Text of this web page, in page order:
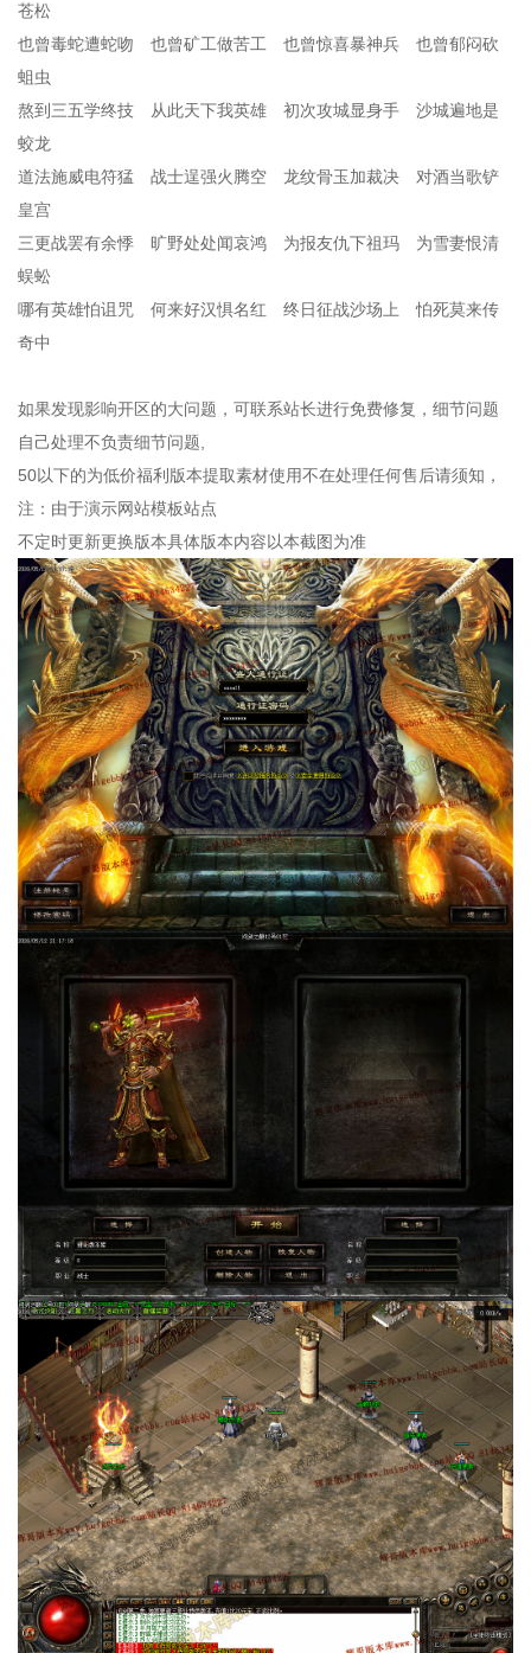
苍松
也曾毒蛇遭蛇吻 也曾矿工做苦工 也曾惊喜暴神兵 也曾郁闷砍
蛆虫
熬到三五学终技 从此天下我英雄 初次攻城显身手 沙城遍地是
蛟龙
道法施威电符猛 战士逞强火腾空 龙纹骨玉加裁决 对酒当歌铲
皇宫
三更战罢有余悸 旷野处处闻哀鸿 为报友仇下祖玛 为雪妻恨清
蜈蚣
哪有英雄怕诅咒 何来好汉惧名红 终日征战沙场上 怕死莫来传
奇中
如果发现影响开区的大问题，可联系站长进行免费修复，细节问题
自己处理不负责细节问题,
50以下的为低价福利版本提取素材使用不在处理任何售后请须知，
注：由于演示网站模板站点
不定时更新更换版本具体版本内容以本截图为准